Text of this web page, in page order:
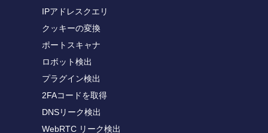
IPアドレスクエリ
クッキーの変換
ポートスキャナ
ロボット検出
プラグイン検出
2FAコードを取得
DNSリーク検出
WebRTC リーク検出